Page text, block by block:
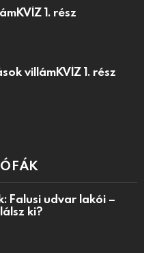
1. rész
villámKVÍZ 1. rész
Falusi udvar lakói –
ki?